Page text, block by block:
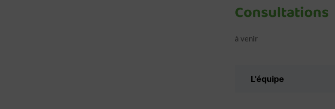
Consultations
à venir
L'équipe